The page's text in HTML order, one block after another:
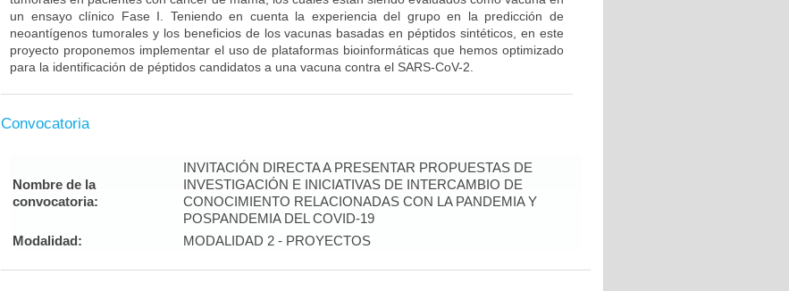
un ensayo clínico Fase I. Teniendo en cuenta la experiencia del grupo en la predicción de
neoantígenos tumorales y los beneficios de los vacunas basadas en péptidos sintéticos, en este
proyecto proponemos implementar el uso de plataformas bioinformáticas que hemos optimizado
para la identificación de péptidos candidatos a una vacuna contra el SARS-CoV-2.
Convocatoria
Nombre de la
convocatoria:
INVITACIÓN DIRECTA A PRESENTAR PROPUESTAS DE
INVESTIGACIÓN E INICIATIVAS DE INTERCAMBIO DE
CONOCIMIENTO RELACIONADAS CON LA PANDEMIA Y
POSPANDEMIA DEL COVID-19
Modalidad:
MODALIDAD 2 - PROYECTOS